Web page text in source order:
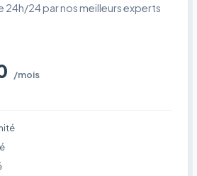
24h/24 par nos meilleurs experts
/mois